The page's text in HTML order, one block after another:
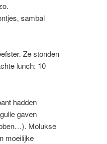
sambal
Ze stonden
lunch: 10
hadden
gaven
Molukse
moeilijke